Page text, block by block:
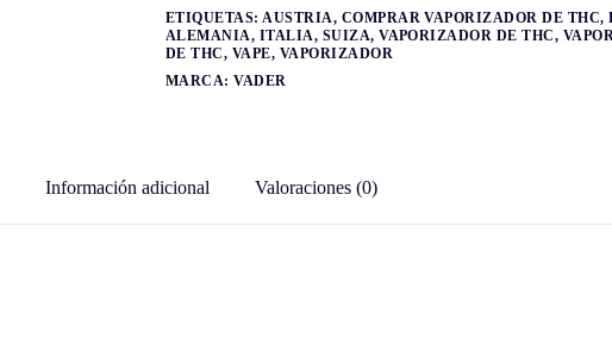
ETIQUETAS:AUSTRIA, COMPRAR VAPORIZADOR DE THC,
ALEMANIA, ITALIA, SUIZA,VAPORIZADOR DE THC,
DE THC, VAPE, VAPORIZADOR
MARCA:VADER
Información adicional Valoraciones (0)